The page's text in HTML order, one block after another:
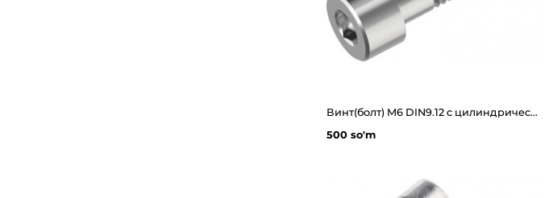
Винт(болт) М6 DIN9.12 с цилиндрической головкой и внутренним шестигранником из нержавеющий стали на 30мм
500 so'm